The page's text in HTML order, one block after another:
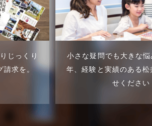
じっくり
請求を。
小さな疑問でも大きな
年、経験と実績のある
せください